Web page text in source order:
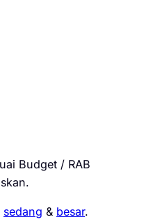
Budget / RAB
sedang & besar.